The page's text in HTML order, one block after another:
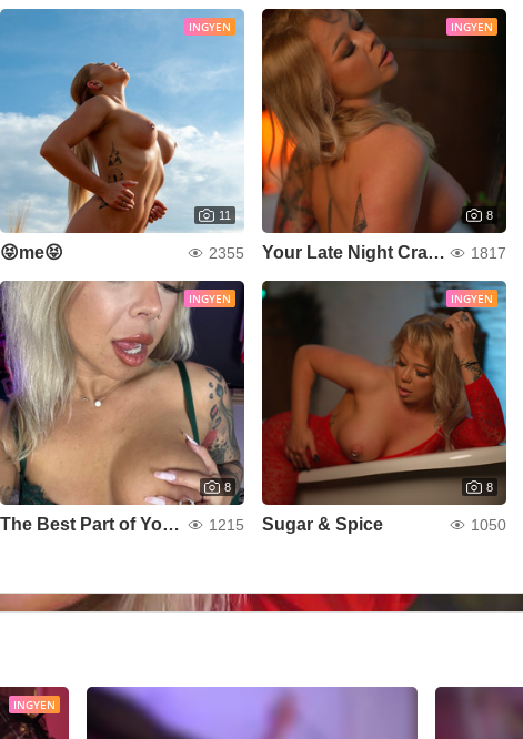
INGYEN
11
😝me😝 2355
INGYEN
8
Your Late Night Craving 1817
INGYEN
8
The Best Part of Your Dream 1215
INGYEN
8
Sugar & Spice 1050
INGYEN